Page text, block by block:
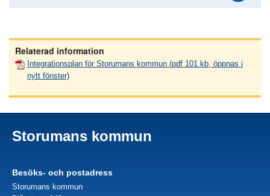
Relaterad information
Integrationsplan för Storumans kommun (pdf 101 kb, öppnas i
nytt fönster)
Storumans kommun
Besöks- och postadress
Storumans kommun